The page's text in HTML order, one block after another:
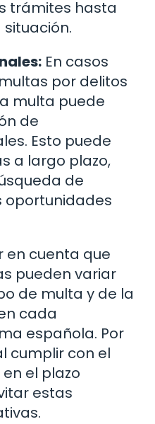
trámites hasta
En casos
por delitos
multa puede
de
Esto puede
a largo plazo,
de
oportunidades
en cuenta que
pueden variar
de multa y de la
cada
española. Por
cumplir con el
el plazo
estas